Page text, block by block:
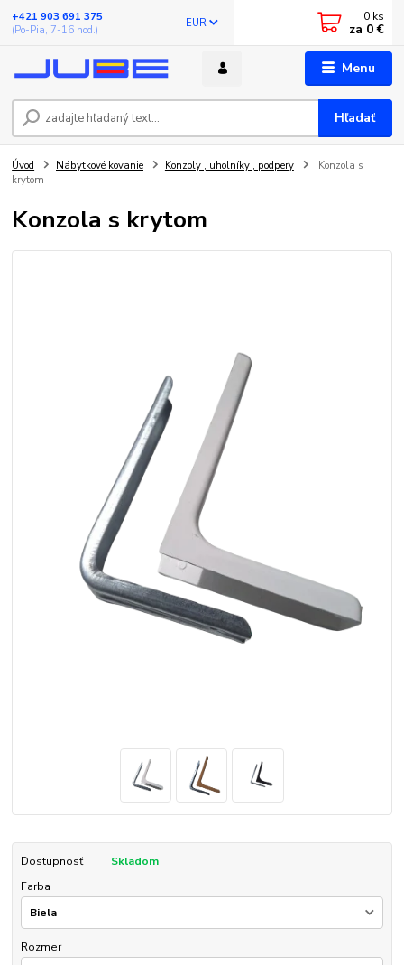
Menu
EUR
Hľadať
+421 903 691 375
(Po-Pia, 7-16 hod.)
0 ks
za 0 €
Úvod Nábytkové kovanie Konzoly , uholníky , podpery
Konzola s
krytom
Konzola s krytom
Dostupnosť
Skladom
Farba
Rozmer